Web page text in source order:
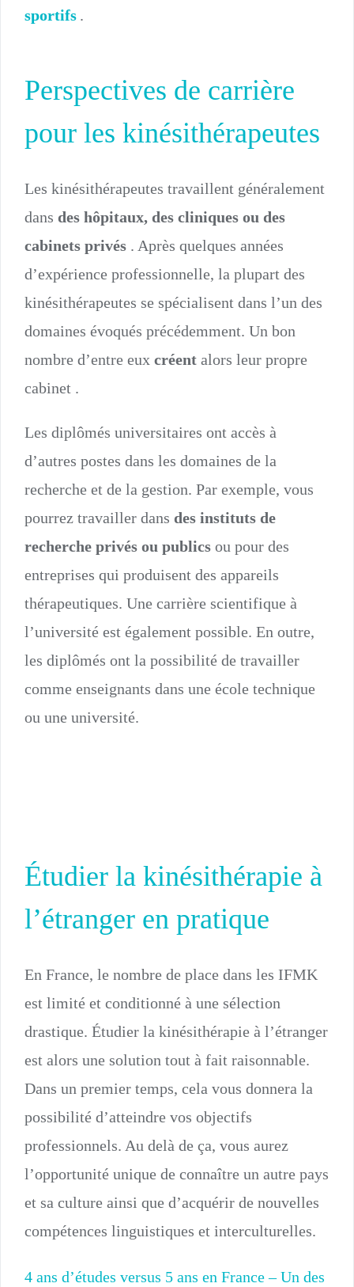
sportifs .
Perspectives de carrière
pour les kinésithérapeutes
Les kinésithérapeutes travaillent généralement
dans des hôpitaux, des cliniques ou des
cabinets privés . Après quelques années
d’expérience professionnelle, la plupart des
kinésithérapeutes se spécialisent dans l’un des
domaines évoqués précédemment. Un bon
nombre d’entre eux créent alors leur propre
cabinet .
Les diplômés universitaires ont accès à
d’autres postes dans les domaines de la
recherche et de la gestion. Par exemple, vous
pourrez travailler dans des instituts de
recherche privés ou publics ou pour des
entreprises qui produisent des appareils
thérapeutiques. Une carrière scientifique à
l’université est également possible. En outre,
les diplômés ont la possibilité de travailler
comme enseignants dans une école technique
ou une université.
Étudier la kinésithérapie à
l’étranger en pratique
En France, le nombre de place dans les IFMK
est limité et conditionné à une sélection
drastique. Étudier la kinésithérapie à l’étranger
est alors une solution tout à fait raisonnable.
Dans un premier temps, cela vous donnera la
possibilité d’atteindre vos objectifs
professionnels. Au delà de ça, vous aurez
l’opportunité unique de connaître un autre pays
et sa culture ainsi que d’acquérir de nouvelles
compétences linguistiques et interculturelles.
4 ans d’études versus 5 ans en France – Un des